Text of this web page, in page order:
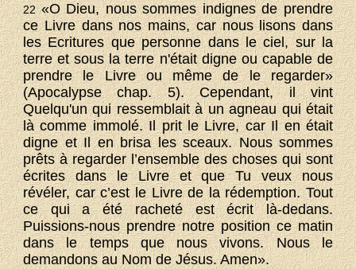
22«O Dieu, nous sommes indignes de prendre
ce Livre dans nos mains, car nous lisons dans
les Ecritures que personne dans le ciel, sur la
terre et sous la terre n'était digne ou capable de
prendre le Livre ou même de le regarder»
(Apocalypse chap. 5). Cependant, il vint
Quelqu'un qui ressemblait à un agneau qui était
là comme immolé. Il prit le Livre, car Il en était
digne et Il en brisa les sceaux. Nous sommes
prêts à regarder l’ensemble des choses qui sont
écrites dans le Livre et que Tu veux nous
révéler, car c’est le Livre de la rédemption. Tout
ce qui a été racheté est écrit là-dedans.
Puissions-nous prendre notre position ce matin
dans le temps que nous vivons. Nous le
demandons au Nom de Jésus. Amen».